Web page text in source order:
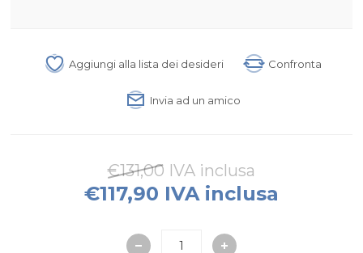
Aggiungi alla lista dei desideri Confronta
Invia ad un amico
€131,00 IVA inclusa
€117,90 IVA inclusa